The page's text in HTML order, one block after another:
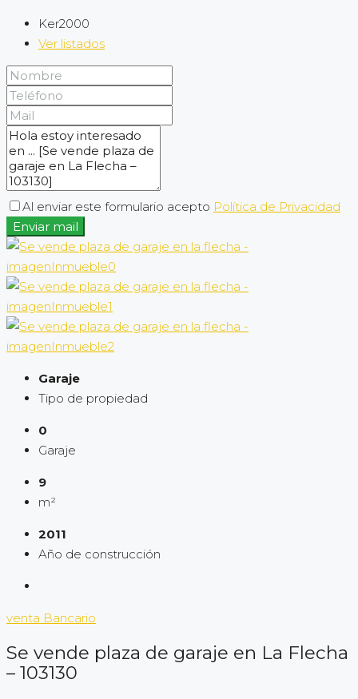
Ker2000
Ver listados
Al enviar este formulario acepto Política de Privacidad
Enviar mail
Garaje
Tipo de propiedad
0
Garaje
9
m²
2011
Año de construcción
venta Bancario
Se vende plaza de garaje en La Flecha
– 103130